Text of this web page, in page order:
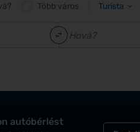
Több város Turista
autóbérlést